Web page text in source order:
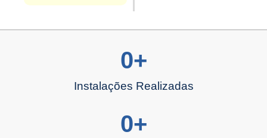
Instalações Realizadas
0+
0+